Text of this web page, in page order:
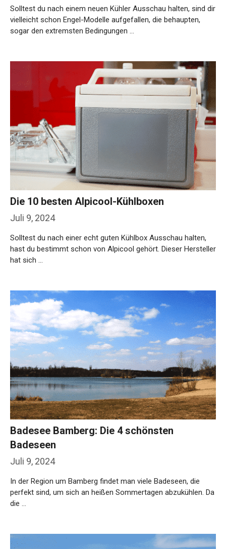
Solltest du nach einem neuen Kühler Ausschau halten, sind dir
vielleicht schon Engel-Modelle aufgefallen, die behaupten,
sogar den extremsten Bedingungen …
Juli 9, 2024
Die 10 besten Alpicool-Kühlboxen
Solltest du nach einer echt guten Kühlbox Ausschau halten,
hast du bestimmt schon von Alpicool gehört. Dieser Hersteller
hat sich …
Juli 9, 2024
Badesee Bamberg: Die 4 schönsten
Badeseen
In der Region um Bamberg findet man viele Badeseen, die
perfekt sind, um sich an heißen Sommertagen abzukühlen. Da
die …